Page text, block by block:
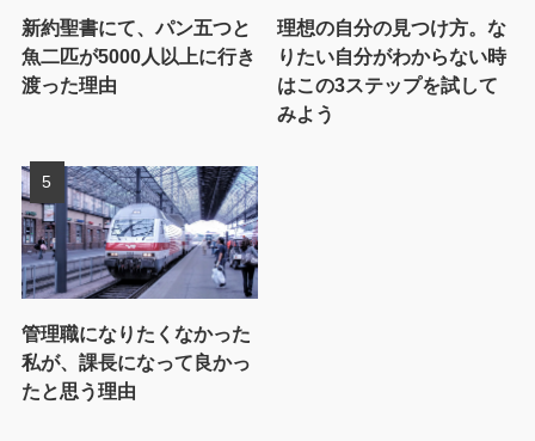
新約聖書にて、パン五つと
魚二匹が5000人以上に行き
渡った理由
理想の自分の見つけ方。な
りたい自分がわからない時
はこの3ステップを試して
みよう
管理職になりたくなかった
私が、課長になって良かっ
たと思う理由